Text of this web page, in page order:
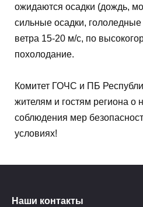
ожидаются осадки (дождь,
сильные осадки,
ветра 15-20 м/с, по
похолодание.
Комитет ГОЧС и ПБ
жителям и гостям региона о
соблюдения мер
условиях!
Наши контакты